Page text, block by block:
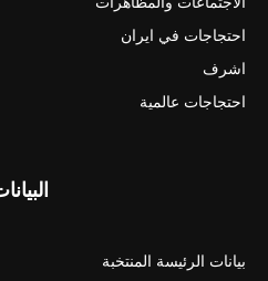
احتجاجات في ايران
اشرف
احتجاجات عالمية
بيانات الرئيسة المنتخبة